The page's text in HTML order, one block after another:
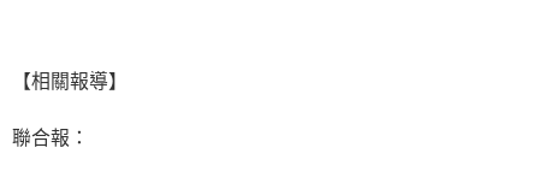
【相關報導】
聯合報：